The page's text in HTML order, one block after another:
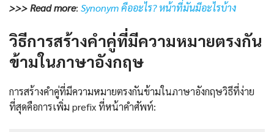
>>> Read more: Synonym คืออะไร? หน้าที่มันมีอะไรบ้าง
วิธีการสร้างคำคู่ที่มีความหมายตรงกัน
ข้ามในภาษาอังกฤษ
การสร้างคำคู่ที่มีความหมายตรงกันข้ามในภาษาอังกฤษวิธีที่ง่าย
ที่สุดคือการเพิ่ม prefix ที่หน้าคำศัพท์: